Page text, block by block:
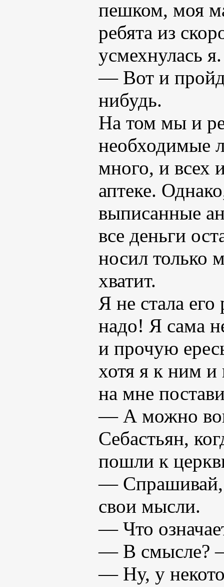
пешком, моя
ребята из
усмехнулась я.
— Вот и
нибудь.
На том мы и
необходимые
много, и всех
аптеке.
выписанные
все деньги
носил только
хватит.
Я не стала
надо! Я сама
и прочую
хотя я к ним
на мне
— А можно
Себастьян,
пошли к
— Спрашивай,
свои мысли.
— Что
— В смысле? –
— Ну, у